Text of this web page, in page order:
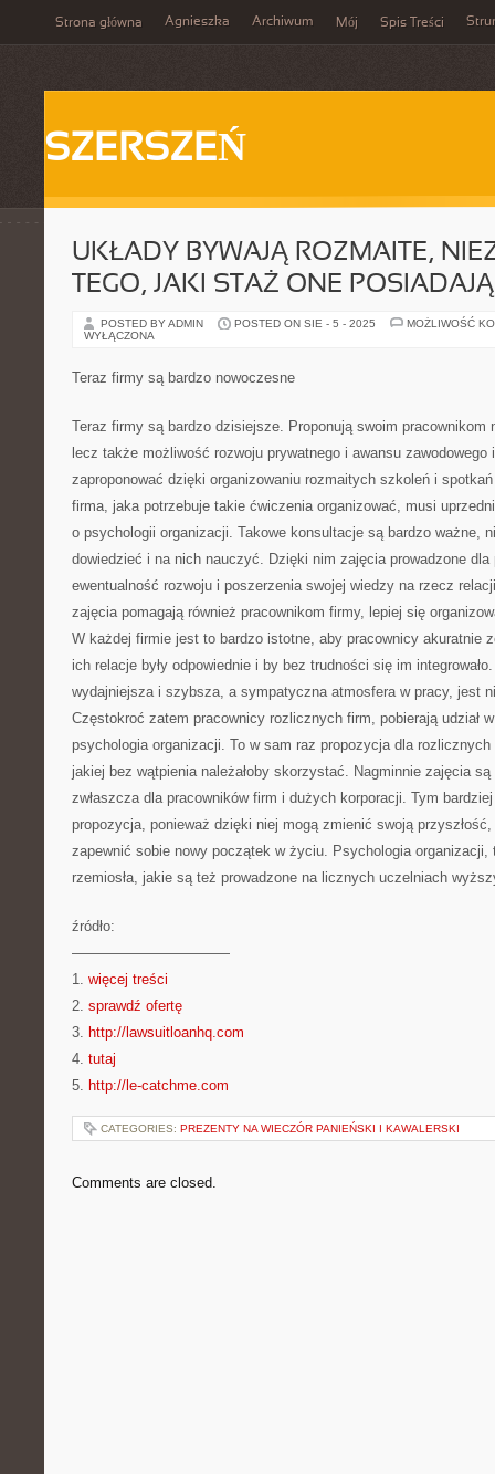
Strona główna Agnieszka Archiwum Mój Spis Treści
SZERSZEŃ
UKŁADY BYWAJĄ ROZMAITE,
TEGO, JAKI STAŻ ONE POSIADAJĄ
POSTED BY ADMIN POSTED ON SIE - 5 - 2025
MOŻLIWOŚĆ
WYŁĄCZONA
Teraz firmy są bardzo nowoczesne
Teraz firmy są bardzo dzisiejsze. Proponują swoim
lecz także możliwość rozwoju prywatnego i awansu zawodowego
zaproponować dzięki organizowaniu rozmaitych szkoleń i
firma, jaka potrzebuje takie ćwiczenia organizować, musi
o psychologii organizacji. Takowe konsultacje są bardzo ważne,
dowiedzieć i na nich nauczyć. Dzięki nim zajęcia prowadzone dla
ewentualność rozwoju i poszerzenia swojej wiedzy na rzecz
zajęcia pomagają również pracownikom firmy, lepiej się
W każdej firmie jest to bardzo istotne, aby pracownicy akuratnie
ich relacje były odpowiednie i by bez trudności się im
wydajniejsza i szybsza, a sympatyczna atmosfera w pracy, jest
Częstokroć zatem pracownicy rozlicznych firm, pobierają udział
psychologia organizacji. To w sam raz propozycja dla
jakiej bez wątpienia należałoby skorzystać. Nagminnie zajęcia są
zwłaszcza dla pracowników firm i dużych korporacji. Tym
propozycja, ponieważ dzięki niej mogą zmienić swoją
zapewnić sobie nowy początek w życiu. Psychologia organizacji,
rzemiosła, jakie są też prowadzone na licznych uczelniach
źródło:
———————————
1. więcej treści
2. sprawdź ofertę
3. http://lawsuitloanhq.com
4. tutaj
5. http://le-catchme.com
CATEGORIES: PREZENTY NA WIECZÓR PANIEŃSKI I KAWALERSKI
Comments are closed.